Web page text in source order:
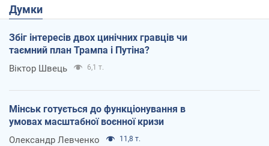
Думки
Збіг інтересів двох цинічних гравців чи
таємний план Трампа і Путіна?
Віктор Швець 6,1 т.
Мінськ готується до функціонування в
умовах масштабної воєнної кризи
Олександр Левченко 11,8 т.